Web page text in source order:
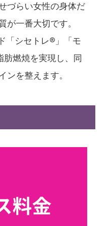
づらい女性の身体だ
が一番大切です。
「シセトレ®」「モ
肪燃焼を実現し、同
ンを整えます。